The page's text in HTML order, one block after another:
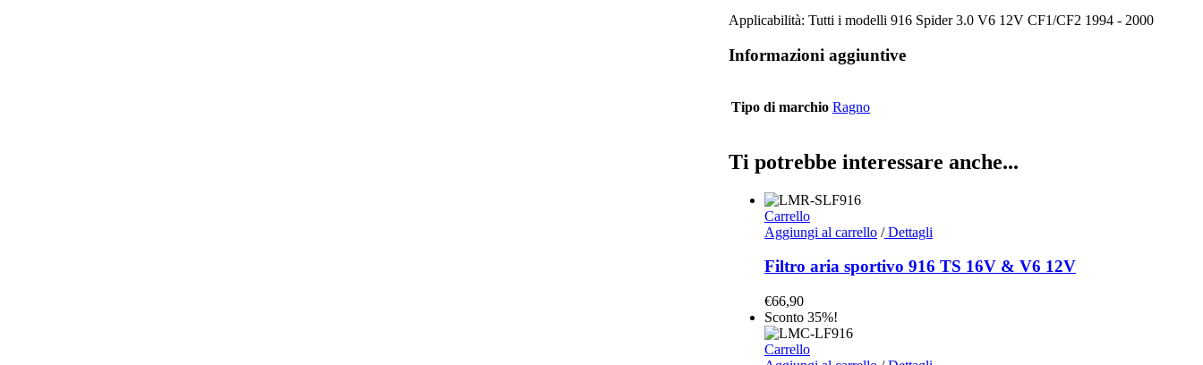
Applicabilità: Tutti i modelli 916 Spider 3.0 V6 12V CF1/CF2 1994 - 2000
Informazioni aggiuntive
Tipo di marchio Ragno
Ti potrebbe interessare anche...
Carrello
Aggiungi al carrello /Dettagli
Filtro aria sportivo 916 TS 16V & V6 12V
€66,90
Sconto 35%!
Carrello